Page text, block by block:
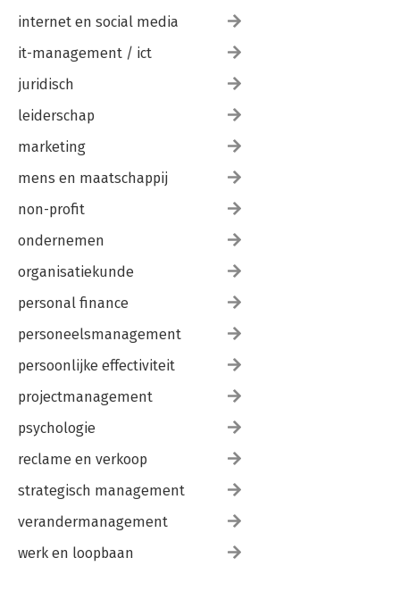
internet en social media
it-management / ict
juridisch
leiderschap
marketing
mens en maatschappij
non-profit
ondernemen
organisatiekunde
personal finance
personeelsmanagement
persoonlijke effectiviteit
projectmanagement
psychologie
reclame en verkoop
strategisch management
verandermanagement
werk en loopbaan